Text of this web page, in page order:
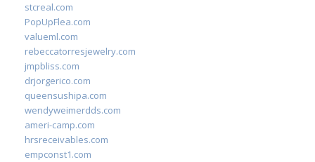
stcreal.com
PopUpFlea.com
valueml.com
rebeccatorresjewelry.com
jmpbliss.com
drjorgerico.com
queensushipa.com
wendyweimerdds.com
ameri-camp.com
hrsreceivables.com
empconst1.com